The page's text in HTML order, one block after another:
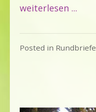
weiterlesen ...
Posted in Rundbriefe